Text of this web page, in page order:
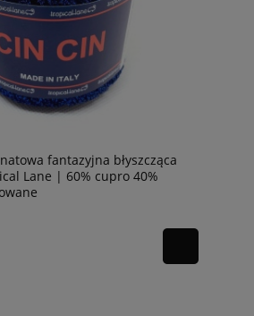
fantazyjna błyszcząca
Lane | 60% cupro 40%